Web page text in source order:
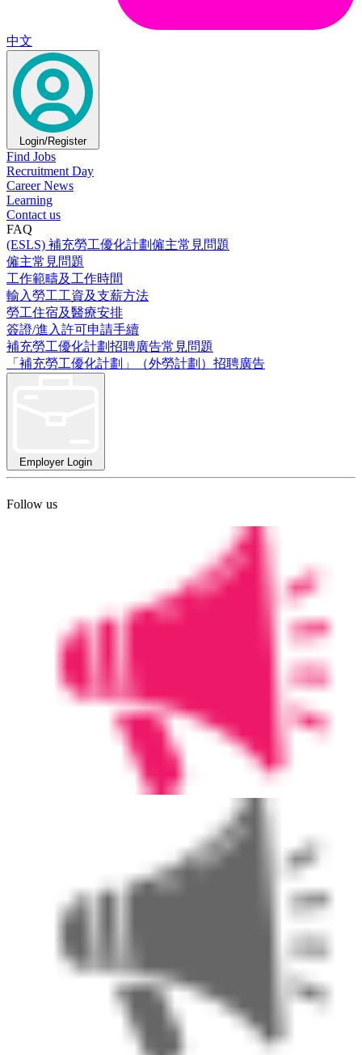
中文
Login/Register
Find Jobs
Recruitment Day
Career News
Learning
Contact us
FAQ
(ESLS) 補充勞工優化計劃僱主常見問題
僱主常見問題
工作範疇及工作時間
輸入勞工工資及支薪方法
勞工住宿及醫療安排
簽證/進入許可申請手續
補充勞工優化計劃招聘廣告常見問題
「補充勞工優化計劃」（外勞計劃）招聘廣告
Employer Login
Follow us